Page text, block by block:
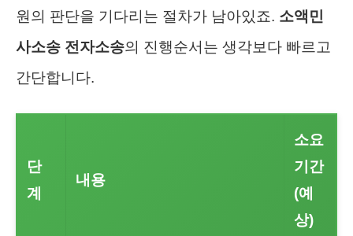
원의 판단을 기다리는 절차가 남아있죠. 소액민
사소송 전자소송의 진행순서는 생각보다 빠르고
간단합니다.
단
계
내용
소요
기간
(예
상)